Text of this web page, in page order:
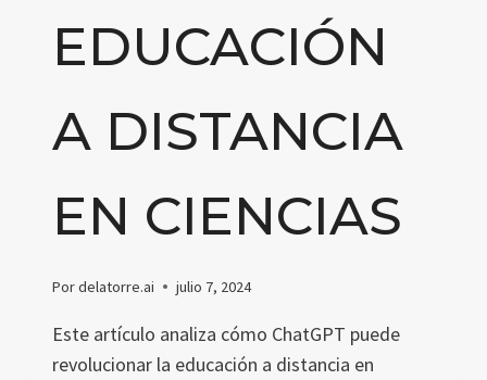
EDUCACIÓN
A DISTANCIA
EN CIENCIAS
Pordelatorre.ai julio 7, 2024
Este artículo analiza cómo ChatGPT puede
revolucionar la educación a distancia en